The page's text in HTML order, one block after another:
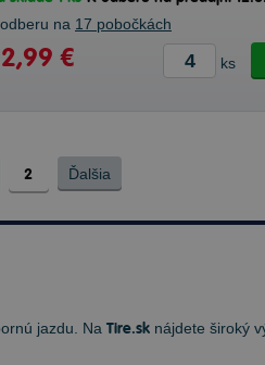
na 17 pobočkách
€ ks
2 Ďalšia
jazdu. Na Tire.sk nájdete široký